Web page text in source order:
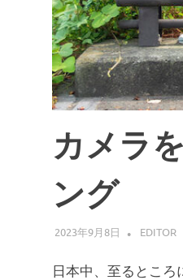
カメラ
ング
2023年9月8日 EDITOR
日本中、至るとこ